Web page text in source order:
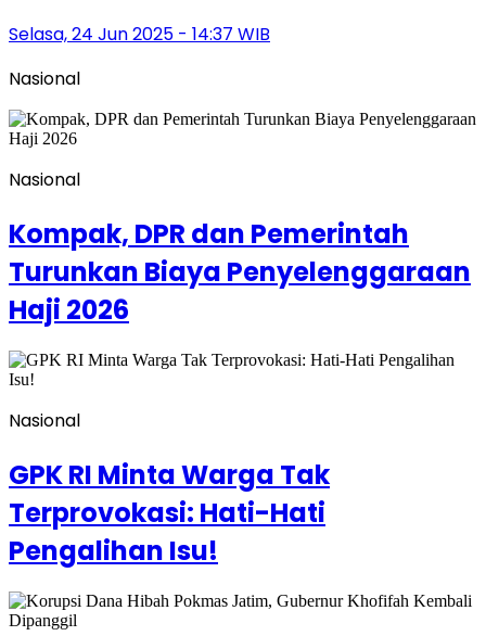
Selasa, 24 Jun 2025 - 14:37 WIB
Nasional
Nasional
Kompak, DPR dan Pemerintah
Turunkan Biaya Penyelenggaraan
Haji 2026
Nasional
GPK RI Minta Warga Tak
Terprovokasi: Hati-Hati
Pengalihan Isu!